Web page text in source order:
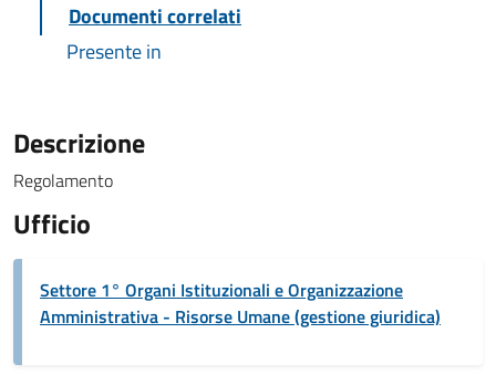
Documenti correlati
Presente in
Descrizione
Regolamento
Ufficio
Settore 1° Organi Istituzionali e Organizzazione
Amministrativa - Risorse Umane (gestione giuridica)